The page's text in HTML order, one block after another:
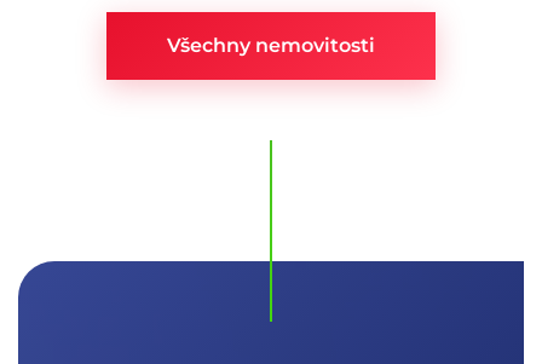
Všechny nemovitosti